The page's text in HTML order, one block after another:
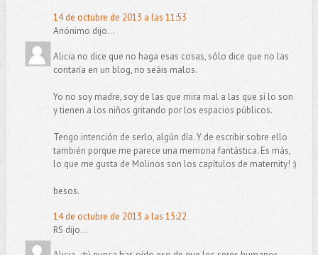
14 de octubre de 2013 a las 11:53
Anónimo dijo...
Alicia no dice que no haga esas cosas, sólo dice que no las
contaría en un blog, no seáis malos.
Yo no soy madre, soy de las que mira mal a las que sí lo son
y tienen a los niños gritando por los espacios públicos.
Tengo intención de serlo, algún día. Y de escribir sobre ello
también porque me parece una memoria fantástica. Es más,
lo que me gusta de Molinos son los capítulos de maternity! :)
besos.
14 de octubre de 2013 a las 15:22
RS dijo...